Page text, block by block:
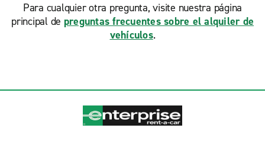
Para cualquier otra pregunta, visite nuestra página
principal de preguntas frecuentes sobre el alquiler de
vehículos.